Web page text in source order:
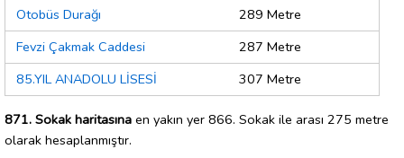
Otobüs Durağı
289 Metre
Fevzi Çakmak Caddesi
287 Metre
85.YIL ANADOLU LİSESİ
307 Metre
871. Sokak haritasına en yakın yer 866. Sokak ile arası 275 metre
olarak hesaplanmıştır.